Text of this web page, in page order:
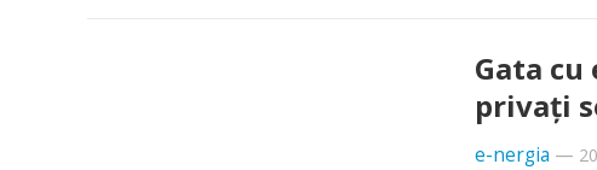
Gata
privaţi
e-nergia —